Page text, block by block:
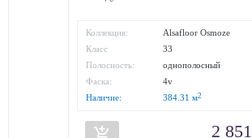
Коллекция:
Alsafloor Osmoze
Класс
износостойкости:
33
Полосность:
однополосный
Фаска:
4v
Наличие:
384.31 м2
add_shopping_cart 2 851